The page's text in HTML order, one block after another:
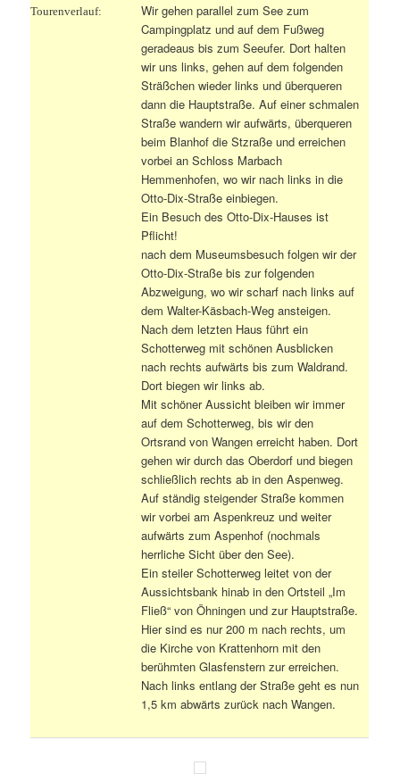
Tourenverlauf:
Wir gehen parallel zum See zum
Campingplatz und auf dem Fußweg
geradeaus bis zum Seeufer. Dort halten
wir uns links, gehen auf dem folgenden
Sträßchen wieder links und überqueren
dann die Hauptstraße. Auf einer schmalen
Straße wandern wir aufwärts, überqueren
beim Blanhof die Stzraße und erreichen
vorbei an Schloss Marbach
Hemmenhofen, wo wir nach links in die
Otto-Dix-Straße einbiegen.
Ein Besuch des Otto-Dix-Hauses ist
Pflicht!
nach dem Museumsbesuch folgen wir der
Otto-Dix-Straße bis zur folgenden
Abzweigung, wo wir scharf nach links auf
dem Walter-Käsbach-Weg ansteigen.
Nach dem letzten Haus führt ein
Schotterweg mit schönen Ausblicken
nach rechts aufwärts bis zum Waldrand.
Dort biegen wir links ab.
Mit schöner Aussicht bleiben wir immer
auf dem Schotterweg, bis wir den
Ortsrand von Wangen erreicht haben. Dort
gehen wir durch das Oberdorf und biegen
schließlich rechts ab in den Aspenweg.
Auf ständig steigender Straße kommen
wir vorbei am Aspenkreuz und weiter
aufwärts zum Aspenhof (nochmals
herrliche Sicht über den See).
Ein steiler Schotterweg leitet von der
Aussichtsbank hinab in den Ortsteil „Im
Fließ“ von Öhningen und zur Hauptstraße.
Hier sind es nur 200 m nach rechts, um
die Kirche von Krattenhorn mit den
berühmten Glasfenstern zur erreichen.
Nach links entlang der Straße geht es nun
1,5 km abwärts zurück nach Wangen.